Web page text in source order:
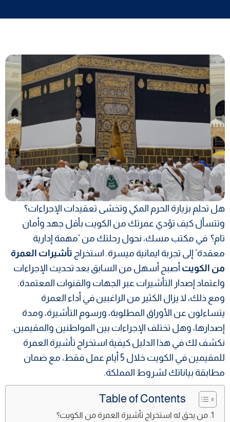
هل تحلم بزيارة الحرم المكي وتخشى تعقيدات الإجراءات؟
وتتسأل كيف تؤدي عمرتك من الكويت بأقل جهد وأمان
تام؟ في مكتب مسك، نحول رحلتك من ‘مهمة إدارية
معقدة’ إلى تجربة ايمانية ميسرة. استخراج تأشيرات العمرة
من الكويت أصبح أسهل من السابق بعد تحديث الإجراءات
واعتماد إصدار التأشيرات عبر الجهات والقنوات المعتمدة.
ومع ذلك، لا يزال الكثير من الراغبين في أداء العمرة
يتساءلون عن الأوراق المطلوبة، ورسوم التأشيرة، ومدة
إصدارها، وهل تختلف الإجراءات بين المواطنين والمقيمين.
نكشف لك في هذا الدليل كيفية استخراج تأشيرة العمرة
للمقيمين في الكويت خلال 5 أيام عمل فقط، مع ضمان
مطابقة بياناتك لشروط المملكة.
Table of Contents
من يحق له استخراج تأشيرة العمرة من الكويت؟